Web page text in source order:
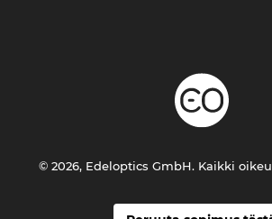
© 2026, Edeloptics GmbH. Kaikki